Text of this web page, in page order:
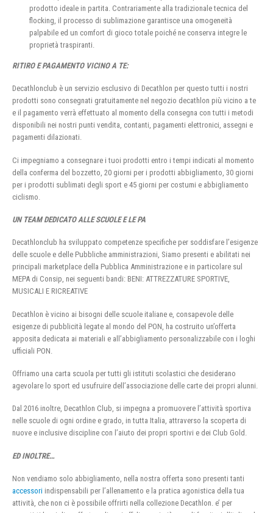
prodotto ideale in partita. Contrariamente alla tradizionale tecnica del
flocking, il processo di sublimazione garantisce una omogeneità
palpabile ed un comfort di gioco totale poiché ne conserva integre le
proprietà traspiranti.
RITIRO E PAGAMENTO VICINO A TE:
Decathlonclub è un servizio esclusivo di Decathlon per questo tutti i nostri
prodotti sono consegnati gratuitamente nel negozio decathlon più vicino a te
e il pagamento verrà effettuato al momento della consegna con tutti i metodi
disponibili nei nostri punti vendita, contanti, pagamenti elettronici, assegni e
pagamenti dilazionati.
Ci impegniamo a consegnare i tuoi prodotti entro i tempi indicati al momento
della conferma del bozzetto, 20 giorni per i prodotti abbigliamento, 30 giorni
per i prodotti sublimati degli sport e 45 giorni per costumi e abbigliamento
ciclismo.
UN TEAM DEDICATO ALLE SCUOLE E LE PA
Decathlonclub ha sviluppato competenze specifiche per soddisfare l’esigenze
delle scuole e delle Pubbliche amministrazioni, Siamo presenti e abilitati nei
principali marketplace della Pubblica Amministrazione e in particolare sul
MEPA di Consip, nei seguenti bandi: BENI: ATTREZZATURE SPORTIVE,
MUSICALI E RICREATIVE
Decathlon è vicino ai bisogni delle scuole italiane e, consapevole delle
esigenze di pubblicità legate al mondo del PON, ha costruito un’offerta
apposita dedicata ai materiali e all’abbigliamento personalizzabile con i loghi
ufficiali PON.
Offriamo una carta scuola per tutti gli istituti scolastici che desiderano
agevolare lo sport ed usufruire dell’associazione delle carte dei propri alunni.
Dal 2016 inoltre, Decathlon Club, si impegna a promuovere l’attività sportiva
nelle scuole di ogni ordine e grado, in tutta Italia, attraverso la scoperta di
nuove e inclusive discipline con l’aiuto dei propri sportivi e dei Club Gold.
ED INOLTRE…
Non vendiamo solo abbigliamento, nella nostra offerta sono presenti tanti
accessori indispensabili per l’allenamento e la pratica agonistica della tua
attività, che non ci è possibile offrirti nella collezione Decathlon. e’ per